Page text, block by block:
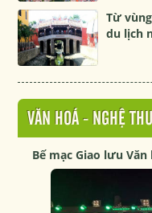
Từ
du lịch
VĂN HOÁ - NGHỆ
Bế mạc Giao lưu